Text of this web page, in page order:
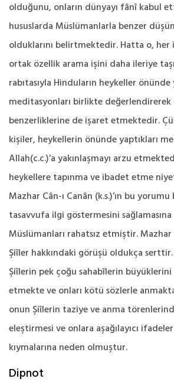
olduğunu, onların dünyayı fânî kabul
hususlarda Müslümanlarla benzer
olduklarını belirtmektedir. Hatta o, her
ortak özellik arama işini daha ileriye
rabıtasıyla Hinduların heykeller önünde
meditasyonları birlikte değerlendirerek
benzerliklerine de işaret etmektedir.
kişiler, heykellerin önünde yaptıkları
Allah(c.c.)’a yakınlaşmayı arzu
heykellere tapınma ve ibadet etme
Mazhar Cân-ı Canân (k.s.)’ın bu yorumu
tasavvufa ilgi göstermesini sağlamasına
Müslümanları rahatsız etmiştir. Mazhar
Şiîler hakkındaki görüşü oldukça
Şiîlerin pek çoğu sahabîlerin
etmekte ve onları kötü sözlerle
onun Şiîlerin taziye ve anma
eleştirmesi ve onlara aşağılayıcı
kıymalarına neden olmuştur.
Dipnot